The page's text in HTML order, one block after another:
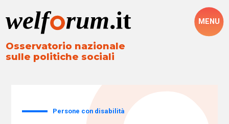
Osservatorio nazionale
sulle politiche sociali
MENU
Persone con disabilità